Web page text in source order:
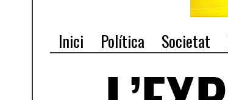
Inici Política Societat